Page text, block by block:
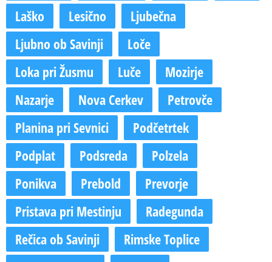
Laško
Lesično
Ljubečna
Ljubno ob Savinji
Loče
Loka pri Žusmu
Luče
Mozirje
Nazarje
Nova Cerkev
Petrovče
Planina pri Sevnici
Podčetrtek
Podplat
Podsreda
Polzela
Ponikva
Prebold
Prevorje
Pristava pri Mestinju
Radegunda
Rečica ob Savinji
Rimske Toplice